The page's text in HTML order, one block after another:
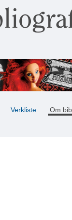
Verkliste Om